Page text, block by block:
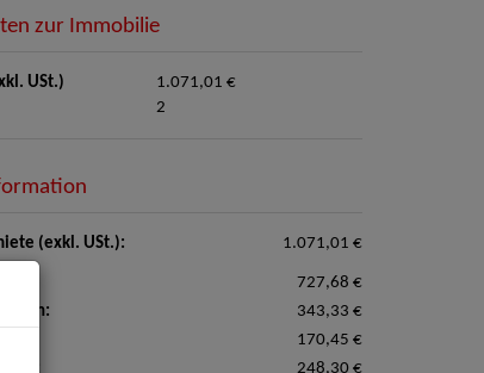
zur Immobilie
USt.)
1.071,01 €
2
(exkl. USt.): 1.071,01 €
727,68 €
343,33 €
170,45 €
248,30 €